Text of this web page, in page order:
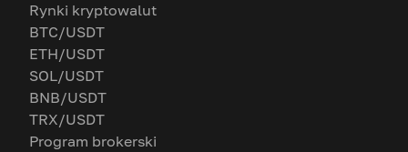
Rynki kryptowalut
BTC/USDT
ETH/USDT
SOL/USDT
BNB/USDT
TRX/USDT
Program brokerski